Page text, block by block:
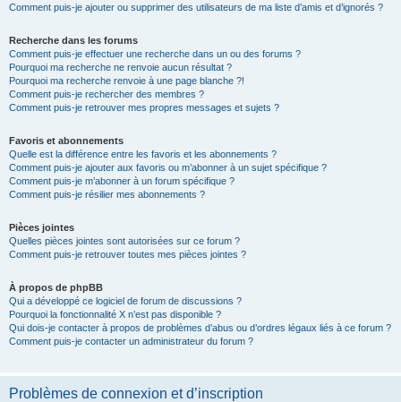
Comment puis-je ajouter ou supprimer des utilisateurs de ma liste d’amis et d’ignorés ?
Recherche dans les forums
Comment puis-je effectuer une recherche dans un ou des forums ?
Pourquoi ma recherche ne renvoie aucun résultat ?
Pourquoi ma recherche renvoie à une page blanche ?!
Comment puis-je rechercher des membres ?
Comment puis-je retrouver mes propres messages et sujets ?
Favoris et abonnements
Quelle est la différence entre les favoris et les abonnements ?
Comment puis-je ajouter aux favoris ou m’abonner à un sujet spécifique ?
Comment puis-je m’abonner à un forum spécifique ?
Comment puis-je résilier mes abonnements ?
Pièces jointes
Quelles pièces jointes sont autorisées sur ce forum ?
Comment puis-je retrouver toutes mes pièces jointes ?
À propos de phpBB
Qui a développé ce logiciel de forum de discussions ?
Pourquoi la fonctionnalité X n’est pas disponible ?
Qui dois-je contacter à propos de problèmes d’abus ou d’ordres légaux liés à ce forum ?
Comment puis-je contacter un administrateur du forum ?
Problèmes de connexion et d’inscription